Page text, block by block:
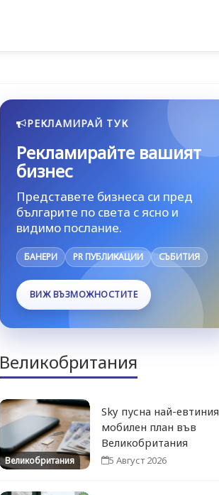
РЕКЛАМИРАЙ ТУК
Рекламирайте вашият
бизнес
Представете бизнеса си пред
българите по света с ясно и
видимо послание.
БАНЕРИ PR ПУБЛИКАЦИИ СЪБИТИЯ
ВИЖ ВЪЗМОЖНОСТИТЕ
Великобритания
Великобритания
Sky пусна най-евтиния
мобилен план във
Великобритания
5 Август 2026